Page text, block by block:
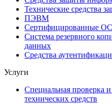
Технические средства
ПЭВМ
Сертифицированные ОС
Система резервного
данных
Средства
Услуги
Специальная проверка
технических средств